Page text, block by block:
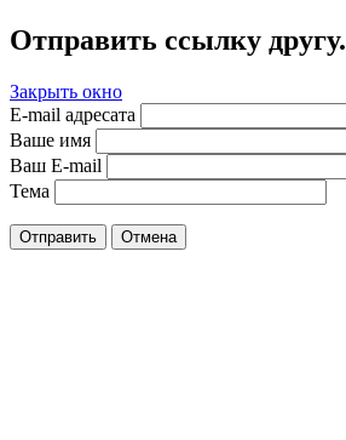
Отправить ссылку другу.
Закрыть окно
E-mail адресата
Ваше имя
Ваш E-mail
Тема
Отправить Отмена